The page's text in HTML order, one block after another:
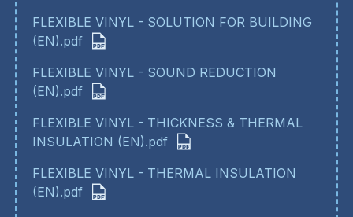
FLEXIBLE VINYL - SOLUTION FOR BUILDING
(EN).pdf
FLEXIBLE VINYL - SOUND REDUCTION
(EN).pdf
FLEXIBLE VINYL - THICKNESS & THERMAL
INSULATION (EN).pdf
FLEXIBLE VINYL - THERMAL INSULATION
(EN).pdf